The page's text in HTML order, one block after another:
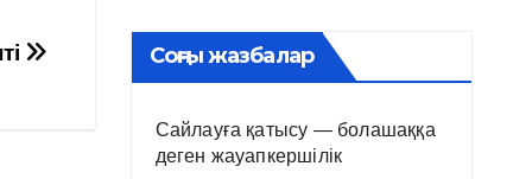
Соңғы жазбалар
Сайлауға қатысу — болашаққа
деген жауапкершілік